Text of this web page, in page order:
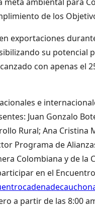
de los
exportaciones
su potencial
con apenas el
e
Juan Gonzalo
Rural; Ana Cristina
Programa de
Colombiana y de
en el
a partir de las 8:00